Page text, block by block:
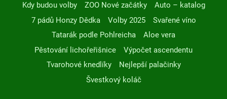
Kdy budou volby
ZOO Nové začátky
Auto – katalog
7 pádů Honzy Dědka
Volby 2025
Svařené víno
Tatarák podle Pohlreicha
Aloe vera
Pěstování lichořeřišnice
Výpočet ascendentu
Tvarohové knedlíky
Nejlepší palačinky
Švestkový koláč